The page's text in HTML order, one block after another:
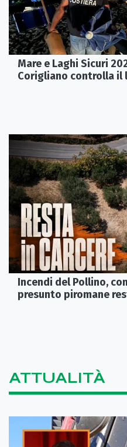
Mare e Laghi Sicuri
Corigliano controlla il
Incendi del Pollino,
presunto piromane
ATTUALITÀ